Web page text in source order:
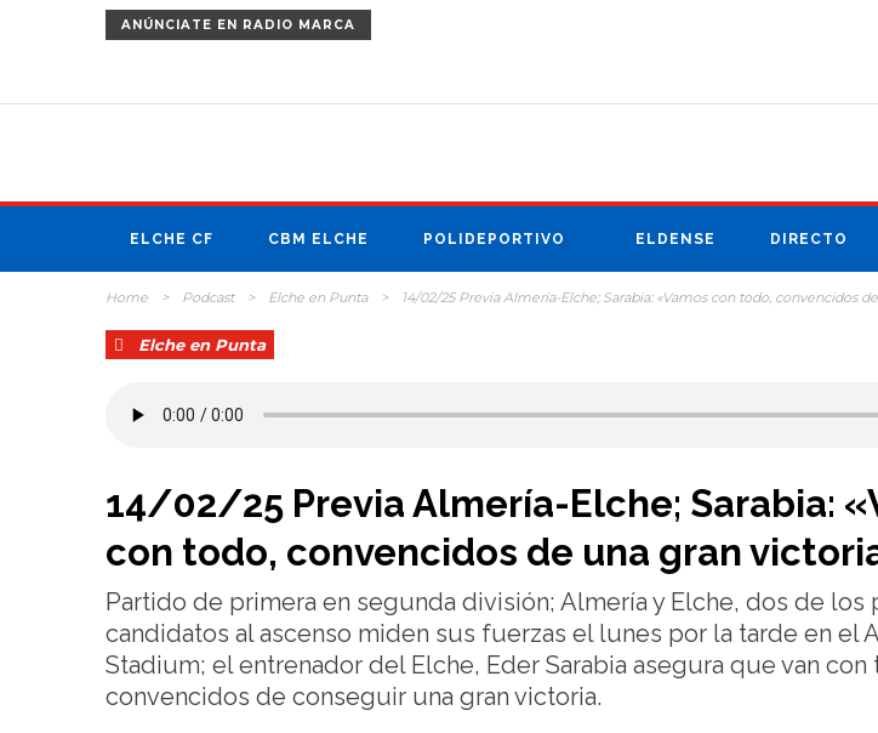
ANÚNCIATE EN RADIO MARCA
ELCHE CF CBM ELCHE POLIDEPORTIVO ELDENSE DIRECTO
Home > Podcast > Elche en Punta > 14/02/25 Previa Almería-Elche; Sarabia: «Vamos con todo, convencidos
Elche en Punta
14/02/25 Previa Almería-Elche; Sarabia:
con todo, convencidos de una gran
Partido de primera en segunda división; Almería y Elche, dos de los
candidatos al ascenso miden sus fuerzas el lunes por la tarde en el
Stadium; el entrenador del Elche, Eder Sarabia asegura que van con
convencidos de conseguir una gran victoria.